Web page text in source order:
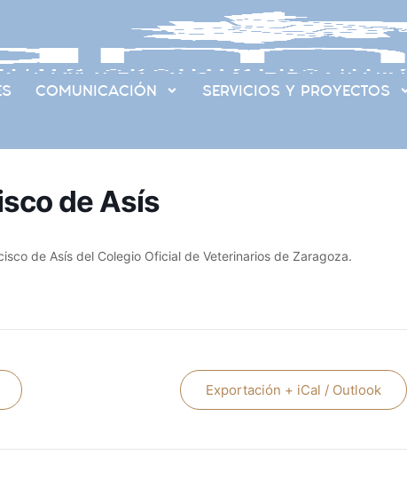
COMUNICACIÓN SERVICIOS Y PROYECTOS
de Asís
de Asís del Colegio Oficial de Veterinarios de Zaragoza.
Exportación + iCal / Outlook